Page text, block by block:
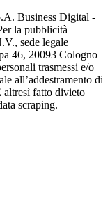
Business Digital -
la pubblicità
sede legale
46, 20093 Cologno
trasmessi e/o
all’addestramento di
altresì fatto divieto
scraping.